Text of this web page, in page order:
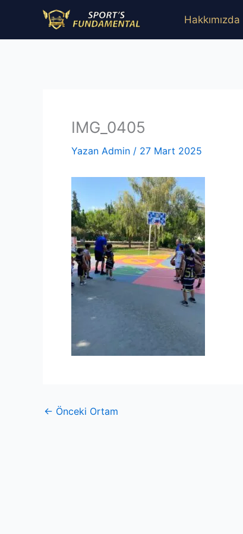
Hakkımızda
IMG_0405
Yazan Admin / 27 Mart 2025
← Önceki Ortam